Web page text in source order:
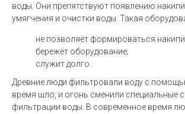
воды. Они препятствуют появлению накипи
умягчения и очистки воды. Такая
не позволяет формироваться
бережёт оборудование;
служит долго.
Древние люди фильтровали воду с
время шло, и огонь сменили специальные
фильтрации воды. В современное время